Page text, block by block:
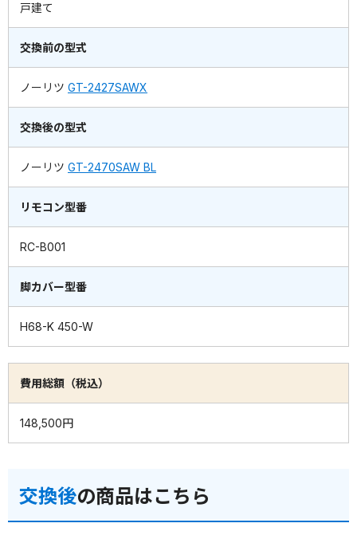
戸建て
交換前の型式
ノーリツ GT-2427SAWX
交換後の型式
ノーリツ GT-2470SAW BL
リモコン型番
RC-B001
脚カバー型番
H68-K 450-W
費用総額（税込）
148,500円
交換後の商品はこちら